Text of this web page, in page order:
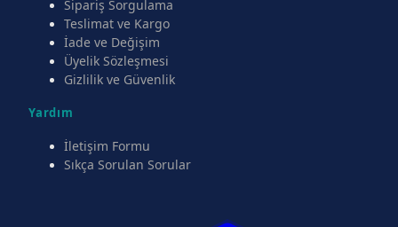
Sipariş Sorgulama
Teslimat ve Kargo
İade ve Değişim
Üyelik Sözleşmesi
Gizlilik ve Güvenlik
Yardım
İletişim Formu
Sıkça Sorulan Sorular